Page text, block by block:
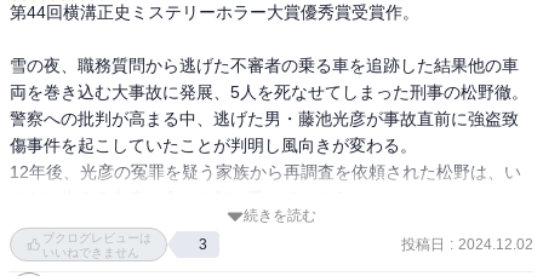
第44回横溝正史ミステリーホラー大賞優秀賞受賞作。
雪の夜、職務質問から逃げた不審者の乗る車を追跡した結果他の車
両を巻き込む大事故に発展、5人を死なせてしまった刑事の松野徹。
警察への批判が高まる中、逃げた男・藤池光彦が事故直前に強盗致
傷事件を起こしていたことが判明し風向きが変わる。
12年後、光彦の冤罪を疑う家族から再調査を依頼された松野は、い
冤罪はあり得ず、新事実など何も出てきようがない、はずだっ
た……
続きを読む
ブクログレビューは
いいねできません
3 投稿日 : 2024.12.02